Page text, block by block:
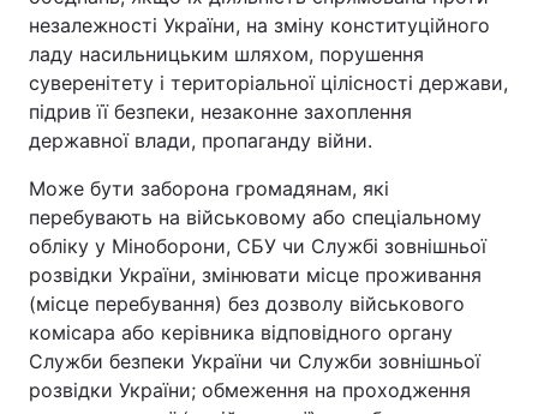
незалежності України, на зміну конституційного
ладу насильницьким шляхом, порушення
суверенітету і територіальної цілісності держави,
підрив її безпеки, незаконне захоплення
державної влади, пропаганду війни.
Може бути заборона громадянам, які
перебувають на військовому або спеціальному
обліку у Міноборони, СБУ чи Службі зовнішньої
розвідки України, змінювати місце проживання
(місце перебування) без дозволу військового
комісара або керівника відповідного органу
Служби безпеки України чи Служби зовнішньої
розвідки України; обмеження на проходження